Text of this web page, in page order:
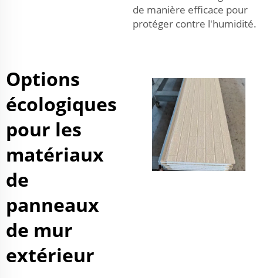
de manière efficace pour
protéger contre l'humidité.
Options
écologiques
pour les
matériaux
de
panneaux
de mur
extérieur